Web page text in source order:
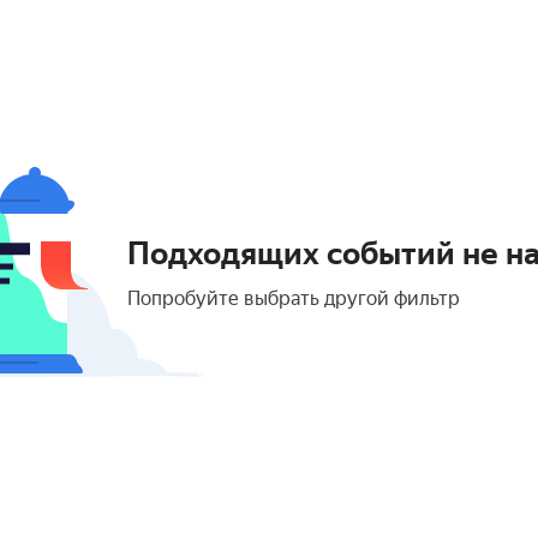
Подходящих событий не
Попробуйте выбрать другой фильтр